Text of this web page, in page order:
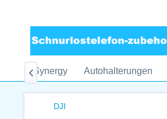
Synergy Autohalterungen

DJI